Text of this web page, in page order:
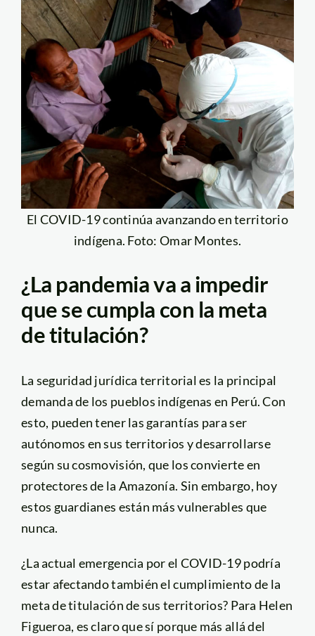
El COVID-19 continúa avanzando en territorio
indígena. Foto: Omar Montes.
¿La pandemia va a impedir
que se cumpla con la meta
de titulación?
La seguridad jurídica territorial es la principal
demanda de los pueblos indígenas en Perú. Con
esto, pueden tener las garantías para ser
autónomos en sus territorios y desarrollarse
según su cosmovisión, que los convierte en
protectores de la Amazonía. Sin embargo, hoy
estos guardianes están más vulnerables que
nunca.
¿La actual emergencia por el COVID-19 podría
estar afectando también el cumplimiento de la
meta de titulación de sus territorios? Para Helen
Figueroa, es claro que sí porque más allá del